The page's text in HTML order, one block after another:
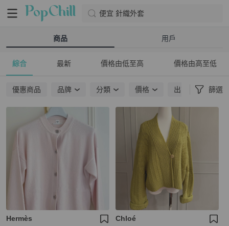
便宜 針織外套
商品 用戶
綜合 最新 價格由低至高 價格由高至低
優惠商品 品牌 分類 價格 出貨地點 篩選
Hermès Chloé